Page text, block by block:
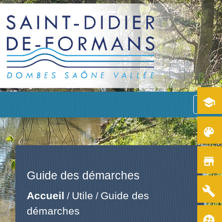
menu
Guide des démarches
Accueil / Utile / Guide des
démarches
school
color_lens
store
build